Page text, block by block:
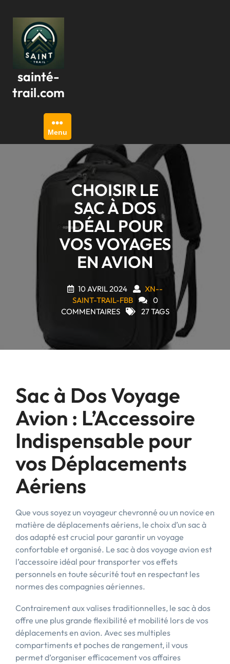
contenu
sainté-
trail.com
Menu
CHOISIR LE
SAC À DOS
IDÉAL POUR
VOS VOYAGES
EN AVION
10 AVRIL 2024
XN--
SAINT-TRAIL-FBB
0
COMMENTAIRES
27 TAGS
Sac à Dos Voyage
Avion : L’Accessoire
Indispensable pour
vos Déplacements
Aériens
Que vous soyez un voyageur chevronné ou un novice en
matière de déplacements aériens, le choix d’un sac à
dos adapté est crucial pour garantir un voyage
confortable et organisé. Le sac à dos voyage avion est
l’accessoire idéal pour transporter vos effets
personnels en toute sécurité tout en respectant les
normes des compagnies aériennes.
Contrairement aux valises traditionnelles, le sac à dos
offre une plus grande flexibilité et mobilité lors de vos
déplacements en avion. Avec ses multiples
compartiments et poches de rangement, il vous
permet d’organiser efficacement vos affaires